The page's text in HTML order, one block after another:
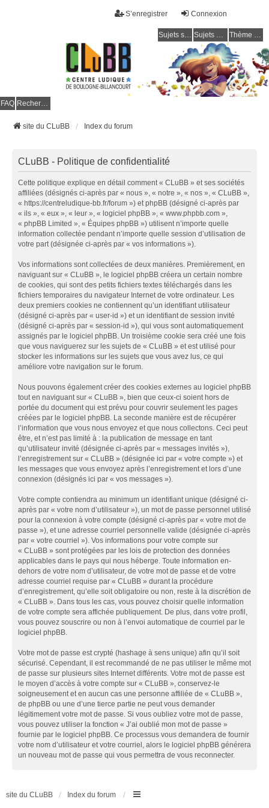
Connexion
S’enregistrer
Sujets sans réponse Sujets actifs Thème clair / foncé
FAQ Rechercher
site du CLuBB Index du forum
CLuBB - Politique de confidentialité
Cette politique explique en détail comment « CLuBB » et ses sociétés
affiliées (désignés ci-après par « nous », « notre », « nos », « CLuBB »,
« https://centreludique-bb.fr/forum ») et phpBB (désigné ci-après par
« ils », « eux », « leur », « logiciel phpBB », « www.phpbb.com »,
« phpBB Limited », « Équipes phpBB ») utilisent n’importe quelle
information collectée pendant n’importe quelle session d’utilisation de
votre part (désignée ci-après par « vos informations »).
Vos informations sont collectées de deux manières. Premièrement, en
naviguant sur « CLuBB », le logiciel phpBB créera un certain nombre
de cookies, qui sont des petits fichiers textes téléchargés dans les
fichiers temporaires du navigateur Internet de votre ordinateur. Les
deux premiers cookies ne contiennent qu’un identifiant utilisateur
(désigné ci-après par « user-id ») et un identifiant de session invité
(désigné ci-après par « session-id »), qui vous sont automatiquement
assignés par le logiciel phpBB. Un troisième cookie sera créé une fois
que vous naviguerez sur les sujets de « CLuBB » et est utilisé pour
stocker les informations sur les sujets que vous avez lus, ce qui
améliore votre navigation sur le forum.
Nous pouvons également créer des cookies externes au logiciel phpBB
tout en naviguant sur « CLuBB », bien que ceux-ci soient hors de
portée du document qui est prévu pour couvrir seulement les pages
créées par le logiciel phpBB. La seconde manière est de récupérer
l’information que vous nous envoyez et que nous collectons. Ceci peut
être, et n’est pas limité à : la publication de message en tant
qu’utilisateur invité (désignée ci-après par « messages invités »),
l’enregistrement sur « CLuBB » (désignée ici par « votre compte ») et
les messages que vous envoyez après l’enregistrement et lors d’une
connexion (désignés ici par « vos messages »).
Votre compte contiendra au minimum un identifiant unique (désigné ci-
après par « votre nom d’utilisateur »), un mot de passe personnel utilisé
pour la connexion à votre compte (désigné ci-après par « votre mot de
passe »), et une adresse courriel personnelle valide (désignée ci-après
par « votre courriel »). Vos informations pour votre compte sur
« CLuBB » sont protégées par les lois de protection des données
applicables dans le pays qui nous héberge. Toute information en-
dehors de votre nom d’utilisateur, de votre mot de passe et de votre
adresse courriel requise par « CLuBB » durant la procédure
d’enregistrement, qu’elle soit obligatoire ou non, reste à la discrétion de
« CLuBB ». Dans tous les cas, vous pouvez choisir quelle information
de votre compte sera affichée publiquement. De plus, dans votre profil,
vous pouvez souscrire ou non à l’envoi automatique de courriel par le
logiciel phpBB.
Votre mot de passe est crypté (hashage à sens unique) afin qu’il soit
sécurisé. Cependant, il est recommandé de ne pas utiliser le même mot
de passe sur plusieurs sites Internet différents. Votre mot de passe est
le moyen d’accès à votre compte sur « CLuBB », conservez-le
soigneusement et en aucun cas une personne affiliée de « CLuBB »,
de phpBB ou une d’une tierce partie ne peut vous demander
légitimement votre mot de passe. Si vous oubliez votre mot de passe,
vous pouvez utiliser la fonction « J’ai oublié mon mot de passe »
fournie par le logiciel phpBB. Ce processus vous demandera de fournir
votre nom d’utilisateur et votre courriel, alors le logiciel phpBB générera
un nouveau mot de passe qui vous permettra de vous reconnecter.
site du CLuBB Index du forum